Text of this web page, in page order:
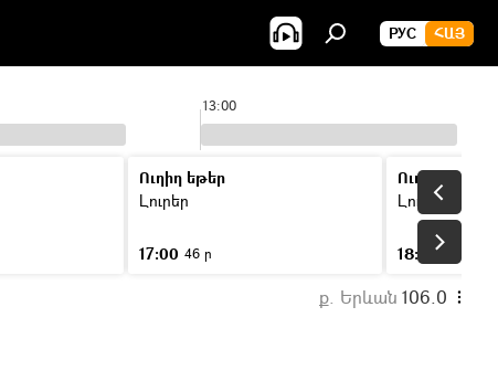
РУС ՀԱՅ
13:00
Ուղիղ եթեր
Լուրեր
17:00 46 ր
Ուղիղ եթեր
Լուրեր
18:00
ք. Երևան 106.0